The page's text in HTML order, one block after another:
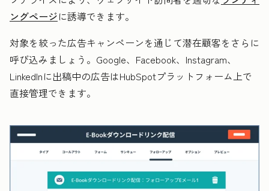
ングページに誘導できます。
対象を絞った広告キャンペーンを通じて潜在顧客をさらに
呼び込みましょう。Google、Facebook、Instagram、
LinkedInに出稿中の広告はHubSpotプラットフォーム上で
直接管理できます。